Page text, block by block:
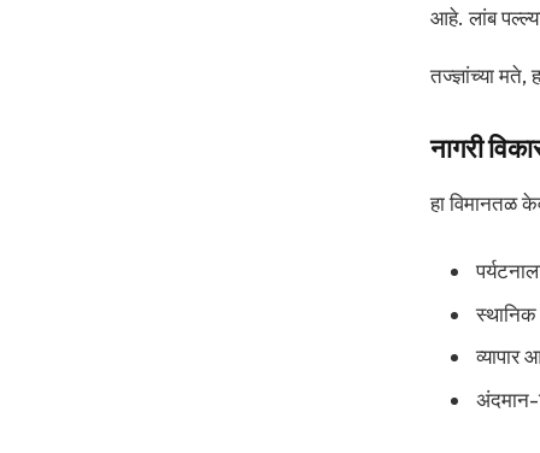
आहे. लांब
तज्ज्ञांच्या मते,
नागरी
हा विमानतळ
स्थानिक
अंदमान-